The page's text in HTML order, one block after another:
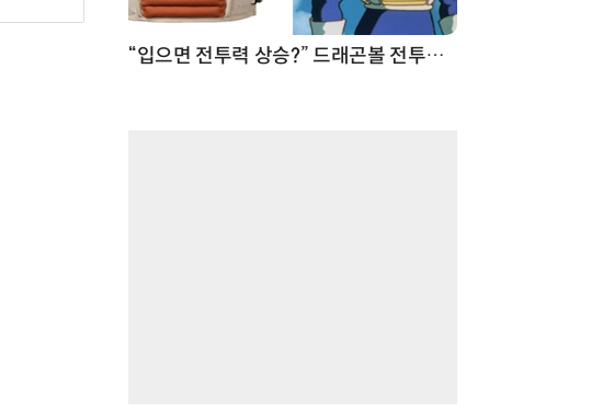
“입으면 전투력 상승?” 드래곤볼 전투복 닮은 중량조끼